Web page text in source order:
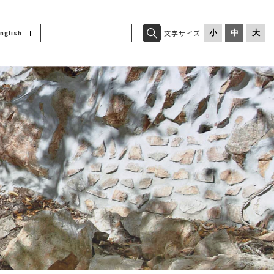
文字サイズ 小 中 大